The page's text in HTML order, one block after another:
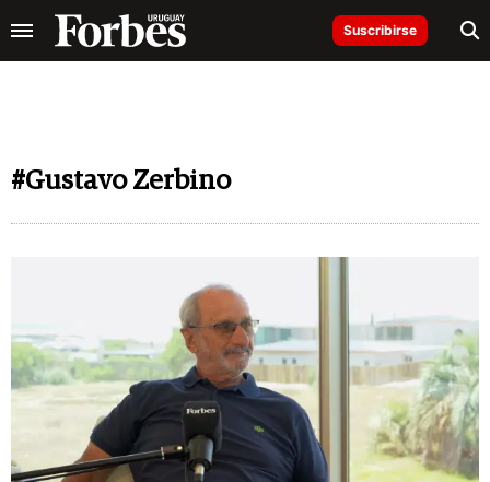
Suscribirse
#Gustavo Zerbino